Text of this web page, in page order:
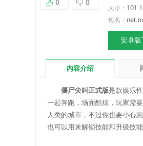
0 0
大小：
包名：
安卓版
内容介绍
僵尸尖叫正式版是款娱乐
一起奔跑，场面酷炫，玩家需
人类的城市，不过你也要小心
也可以用来解锁技能和升级技